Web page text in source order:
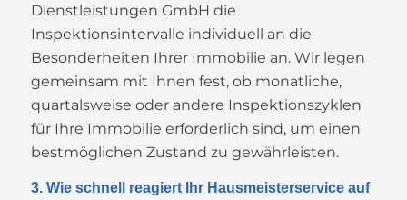
Dienstleistungen GmbH die
Inspektionsintervalle individuell an die
Besonderheiten Ihrer Immobilie an. Wir legen
gemeinsam mit Ihnen fest, ob monatliche,
quartalsweise oder andere Inspektionszyklen
für Ihre Immobilie erforderlich sind, um einen
bestmöglichen Zustand zu gewährleisten.
3. Wie schnell reagiert Ihr Hausmeisterservice auf